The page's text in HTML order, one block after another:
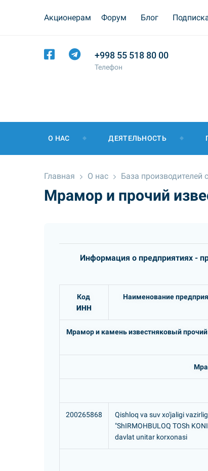
Акционерам Форум Блог
+998 55 518 80 00
Телефон
О НАС ДЕЯТЕЛЬНОСТЬ
Главная О нас База производителей
Мрамор и прочий
Информация о предприятиях -
Код
ИНН
Наименование
Мрамор и камень известняковый
200265868
Qishloq va suv xo'jaligi
"ShIRMOHBULOQ TOSh
davlat unitar korxonasi